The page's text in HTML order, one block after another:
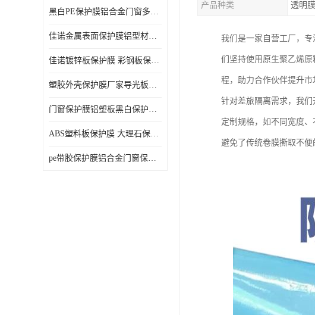
黑白PE保护膜铝合金门窗多种颜色支持定制生产
佳诺金属表面保护膜铝型材保护膜不留残胶铝合金窗框保护胶带
佳诺镀锌板保护膜 彩钢板保护pe保护膜
塑胶外壳保护膜厂家导光板保护膜 铝单板保护膜胶带易撕不留胶
门窗保护膜铝塑板黑白保护膜外墙保温板保护膜
ABS塑料板保护膜 大理石保护膜 缠鱼竿保护膜
pe带胶保护膜铝合金门窗保护不锈钢板保护膜大理石建筑材料保护
产品种类 透明
我们是一家自营工厂，
们坚持使用原生聚乙烯
程，助力合作伙伴提升市
针对差旅隔离需求，我
定制规格，如不同宽度
避免了传统卷膜撕取不便